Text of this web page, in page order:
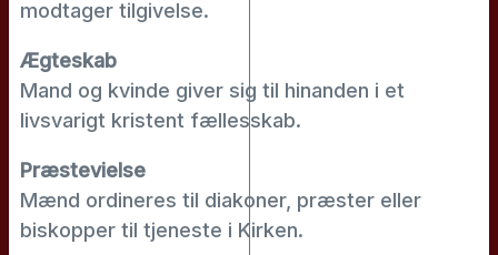
modtager tilgivelse.
Ægteskab
Mand og kvinde giver sig til hinanden i et
livsvarigt kristent fællesskab.
Præstevielse
Mænd ordineres til diakoner, præster eller
biskopper til tjeneste i Kirken.